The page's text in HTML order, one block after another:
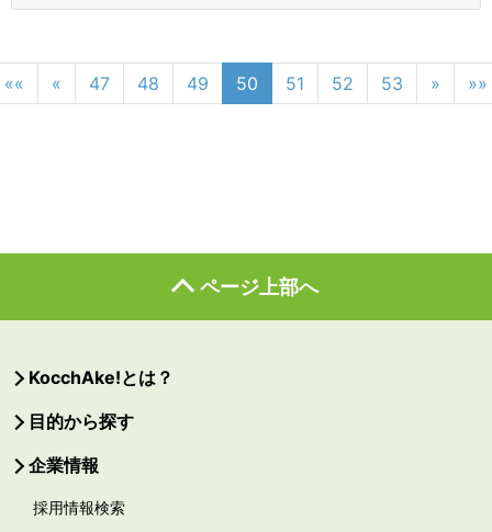
«« « 47 48 49 50 51 52 53 » »»
ページ上部へ
KocchAke!とは？
目的から探す
企業情報
採用情報検索